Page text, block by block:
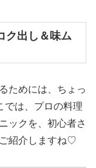
ク出し＆味ム
ためには、ちょっ
では、プロの料理
ックを、初心者さ
紹介しますね♡